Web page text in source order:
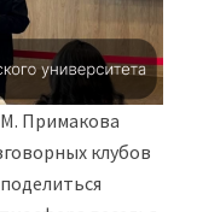
Примакова
клубов